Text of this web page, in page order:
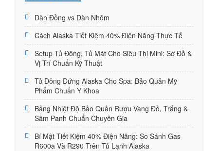
Dàn Đồng vs Dàn Nhôm
Cách Alaska Tiết Kiệm 40% Điện Năng Thực Tế
Setup Tủ Đông, Tủ Mát Cho Siêu Thị Mini: Sơ Đồ &
Vị Trí Chuẩn Kỹ Thuật
Tủ Đông Đứng Alaska Cho Spa: Bảo Quản Mỹ
Phẩm Chuẩn Y Khoa
Bảng Nhiệt Độ Bảo Quản Rượu Vang Đỏ, Trắng &
Sâm Panh Chuẩn Chuyên Gia
Bí Mật Tiết Kiệm 40% Điện Năng: So Sánh Gas
R600a Và R290 Trên Tủ Lạnh Alaska